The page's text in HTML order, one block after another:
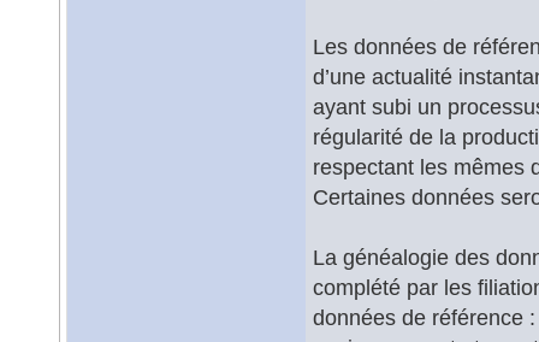
Les données de
d’une actualité
ayant subi un
régularité de la
respectant les mêmes
Certaines données
La généalogie des
complété par les
données de référence